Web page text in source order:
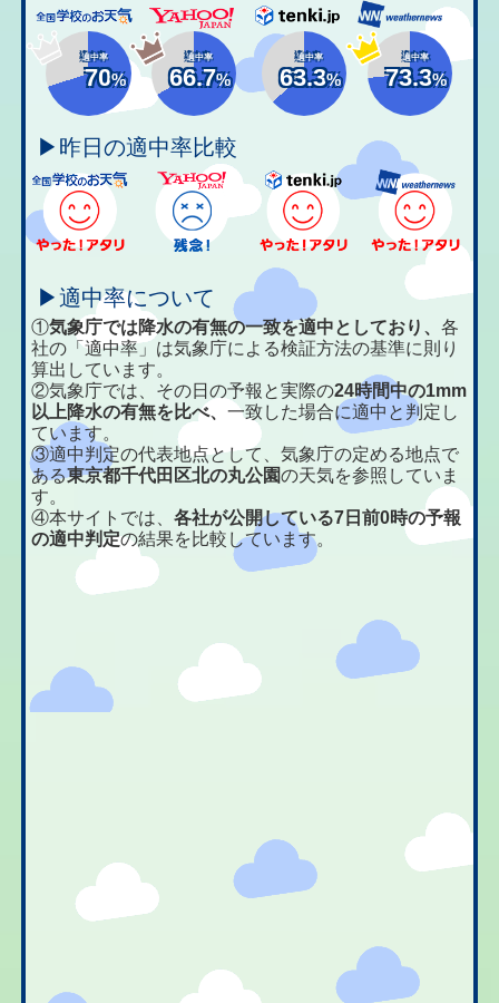
適中率
70%
適中率
66.7%
適中率
63.3%
適中率
73.3%
▶昨日の適中率比較
▶適中率について
①気象庁では降水の有無の一致を適中としており、各
社の「適中率」は気象庁による検証方法の基準に則り
算出しています。
②気象庁では、その日の予報と実際の24時間中の1mm
以上降水の有無を比べ、一致した場合に適中と判定し
ています。
③適中判定の代表地点として、気象庁の定める地点で
ある東京都千代田区北の丸公園の天気を参照していま
す。
④本サイトでは、各社が公開している7日前0時の予報
の適中判定の結果を比較しています。